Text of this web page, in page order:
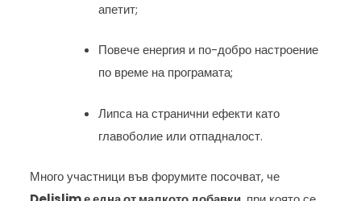
апетит;
Повече енергия и по-добро настроение
по време на програмата;
Липса на странични ефекти като
главоболие или отпадналост.
Много участници във форумите посочват, че